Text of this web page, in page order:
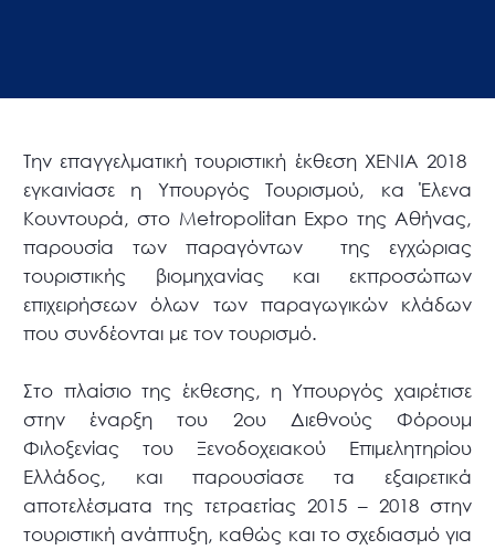
Την επαγγελματική τουριστική έκθεση XENIA 2018
εγκαινίασε η Υπουργός Τουρισμού, κα Έλενα
Κουντουρά, στο Metropolitan Expo της Αθήνας,
παρουσία των παραγόντων της εγχώριας
τουριστικής βιομηχανίας και εκπροσώπων
επιχειρήσεων όλων των παραγωγικών κλάδων
που συνδέονται με τον τουρισμό.
Στο πλαίσιο της έκθεσης, η Υπουργός χαιρέτισε
στην έναρξη του 2ου Διεθνούς Φόρουμ
Φιλοξενίας του Ξενοδοχειακού Επιμελητηρίου
Ελλάδος, και παρουσίασε τα εξαιρετικά
αποτελέσματα της τετραετίας 2015 – 2018 στην
τουριστική ανάπτυξη, καθώς και το σχεδιασμό για